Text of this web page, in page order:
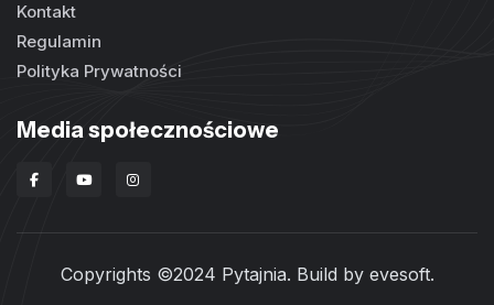
Kontakt
Regulamin
Polityka Prywatności
Media społecznościowe
Copyrights ©2024 Pytajnia. Build by evesoft.